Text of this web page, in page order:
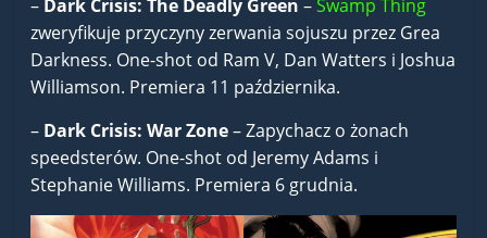
– Dark Crisis: The Deadly Green –Swamp Thing
zweryfikuje przyczyny zerwania sojuszu przez Grea
Darkness. One-shot od Ram V, Dan Watters i Joshua
Williamson. Premiera 11 października.
– Dark Crisis: War Zone– Zapychacz o żonach
speedsterów. One-shot od Jeremy Adams i
Stephanie Williams. Premiera 6 grudnia.